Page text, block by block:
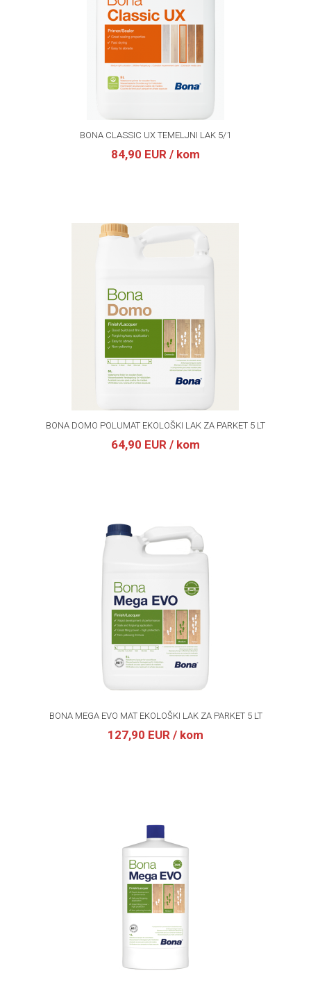
BONA CLASSIC UX TEMELJNI LAK 5/1
84,90 EUR / kom
BONA DOMO POLUMAT EKOLOŠKI LAK ZA PARKET 5 LT
64,90 EUR / kom
BONA MEGA EVO MAT EKOLOŠKI LAK ZA PARKET 5 LT
127,90 EUR / kom